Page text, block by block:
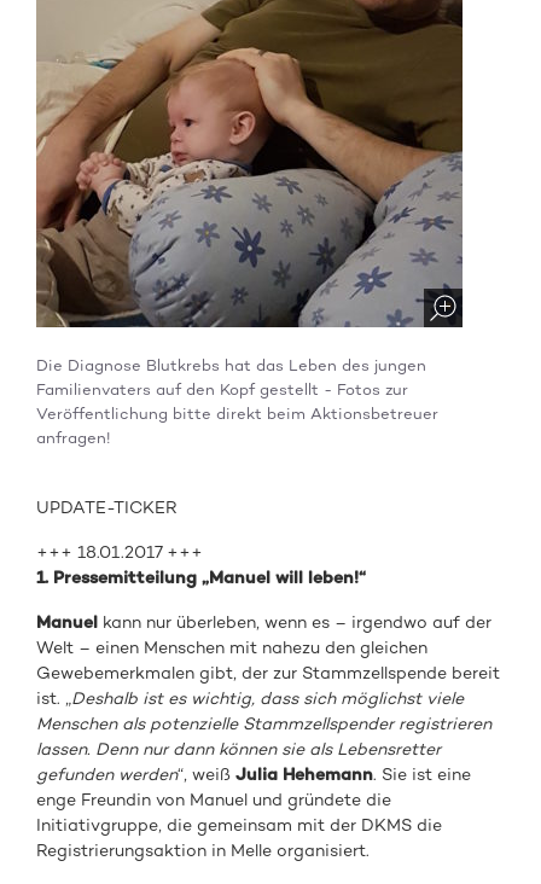
Die Diagnose Blutkrebs hat das Leben des jungen
Familienvaters auf den Kopf gestellt - Fotos zur
Veröffentlichung bitte direkt beim Aktionsbetreuer
anfragen!
UPDATE-TICKER
+++ 18.01.2017 +++
1. Pressemitteilung „Manuel will leben!“
Manuel kann nur überleben, wenn es – irgendwo auf der
Welt – einen Menschen mit nahezu den gleichen
Gewebemerkmalen gibt, der zur Stammzellspende bereit
ist. „Deshalb ist es wichtig, dass sich möglichst viele
Menschen als potenzielle Stammzellspender registrieren
lassen. Denn nur dann können sie als Lebensretter
gefunden werden“, weißJulia Hehemann. Sie ist eine
enge Freundin von Manuel und gründete die
Initiativgruppe, die gemeinsam mit der DKMS die
Registrierungsaktion in Melle organisiert.